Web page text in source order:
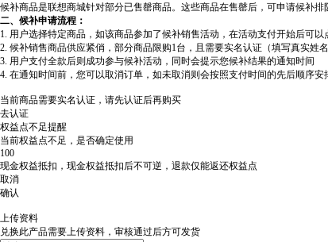
候补商品是联想商城针对部分已售罄商品。这些商品在售罄后，可申请候补
二、候补申请流程：
1. 用户选择特定商品，如该商品参加了候补销售活动，在活动支付开始后可以
2. 候补销售商品供应紧俏，部分商品限购1台，且需要实名认证（填写真实姓
3. 用户支付全款后则成功参与候补活动，同时会提示您候补结果的通知时间
4. 在通知时间前，您可以取消订单，如未取消则会按照支付时间的先后顺序
当前商品需要实名认证，请先认证后再购买
去认证
权益点不足提醒
当前权益点不足，是否确定使用
100
现金权益抵扣，现金权益抵扣后不可逆，退款仅能返还权益点
取消
确认
上传资料
兑换此产品需要上传资料，审核通过后方可发货